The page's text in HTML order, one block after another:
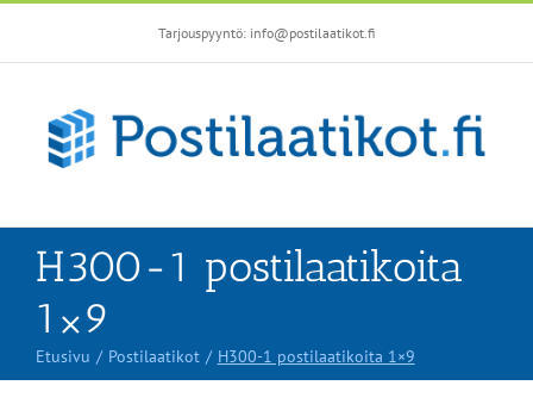
content
Tarjouspyyntö: info@postilaatikot.fi
H300-1 postilaatikoita
1×9
Etusivu Postilaatikot H300-1 postilaatikoita 1×9